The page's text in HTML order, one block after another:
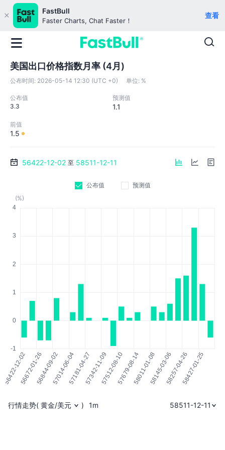
FastBull
Faster Charts, Chat Faster！
查看
美国出口价格指数月率 (4月)
公布时间: 2026-05-14 12:30 (UTC +0) 单位: %
公布值
3.3
预测值
1.1
前值
1.5
56422-12-02 至 58511-12-11
公布值
预测值
(%)
行情走势( 黄金/美元 ) 1m 58511-12-11